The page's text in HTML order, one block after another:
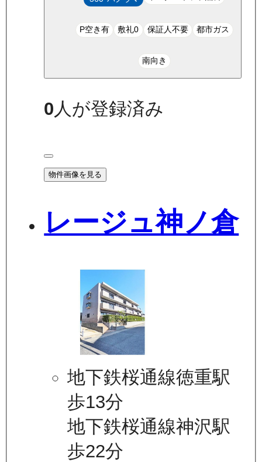
P空き有 敷礼0 保証人不要 都市ガス
南向き
0 人が登録済み
物件画像を見る
レージュ神ノ倉
地下鉄桜通線徳重駅
歩13分
地下鉄桜通線神沢駅
歩22分